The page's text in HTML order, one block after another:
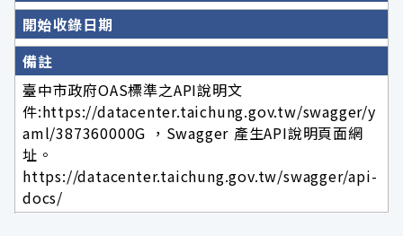
開始收錄日期
備註
臺中市政府OAS標準之API說明文
件:https://datacenter.taichung.gov.tw/swagger/y
aml/387360000G ，Swagger 產生API說明頁面網
址。
https://datacenter.taichung.gov.tw/swagger/api-
docs/